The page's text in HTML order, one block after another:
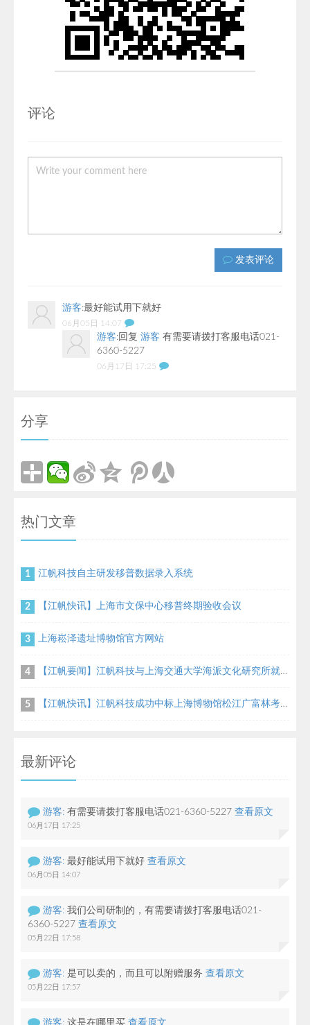
评论
发表评论
游客:最好能试用下就好
06月05日 14:07
游客:回复 游客 有需要请拨打客服电话021-
6360-5227
06月17日 17:25
分享
热门文章
1 江帆科技自主研发移普数据录入系统
2 【江帆快讯】上海市文保中心移普终期验收会议
3 上海崧泽遗址博物馆官方网站
4 【江帆要闻】江帆科技与上海交通大学海派文化研究所就文物修复方面达成合作协议
5 【江帆快讯】江帆科技成功中标上海博物馆松江广富林考古绘图项目
最新评论
游客: 有需要请拨打客服电话021-6360-5227 查看原文
06月17日 17:25
游客: 最好能试用下就好 查看原文
06月05日 14:07
游客: 我们公司研制的，有需要请拨打客服电话021-
6360-5227 查看原文
05月22日 17:58
游客: 是可以卖的，而且可以附赠服务 查看原文
05月22日 17:57
游客: 这是在哪里买 查看原文